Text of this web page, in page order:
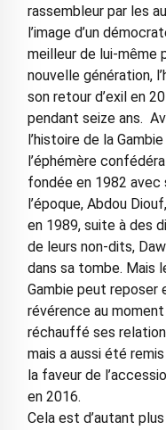
rassembleur par les
l’image d’un
meilleur de lui-même
nouvelle génération,
son retour d’exil en
pendant seize ans.
l’histoire de la
l’éphémère
fondée en 1982 avec
l’époque, Abdou
en 1989, suite à des
de leurs non-dits,
dans sa tombe. Mais
Gambie peut reposer
révérence au
réchauffé ses
mais a aussi été
la faveur de
en 2016.
Cela est d’autant